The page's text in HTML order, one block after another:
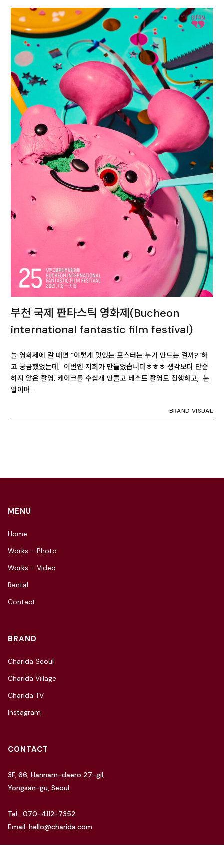
부천 국제 판타스틱 영화제(Bucheon
international fantastic film festival)
늘 영화제에 갈 때면 “이렇게 멋있는 포스터는 누가 만드는 걸까?”하
고 궁금했었는데, 이번엔 저희가 만들었습니다ㅎㅎㅎ 생각보다 단순
하지 않은 촬영. 케이크를 수십개 만들고 테스트 촬영도 진행하고, 눈
알이며…
BRAND VISUAL
MENU
Home
Works – Photo
Works – Video
Rental
Contact
BRAND
Charida Seoul
Charida Village
Charida TV
Instagram
CONTACT
3F, 66, Hannam-daero 27-gil,
Yongsan-gu, Seoul
Tel: 070-4112-7352
Email: hello@charida.com